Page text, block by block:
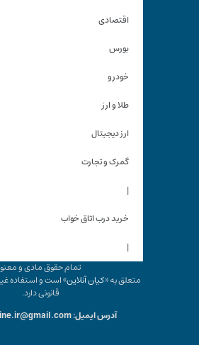
اقتصادی
بورس
خودرو
طلا و ارز
ارز دیجیتال
گمرک و تجارت
|
خرید درب اتاق خواب
|
تمام حقوق مادی و معنوی
متعلق به «کیان آنلاین» است و استفاده
قانونی دارد.
آدرس ایمیل: kiyanonline.ir@gmail.com